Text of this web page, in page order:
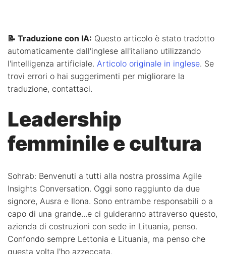
📝 Traduzione con IA: Questo articolo è stato tradotto
automaticamente dall'inglese all'italiano utilizzando
l'intelligenza artificiale. Articolo originale in inglese. Se
trovi errori o hai suggerimenti per migliorare la
traduzione, contattaci.
Leadership
femminile e cultura
Sohrab: Benvenuti a tutti alla nostra prossima Agile
Insights Conversation. Oggi sono raggiunto da due
signore, Ausra e Ilona. Sono entrambe responsabili o a
capo di una grande...e ci guideranno attraverso questo,
azienda di costruzioni con sede in Lituania, penso.
Confondo sempre Lettonia e Lituania, ma penso che
questa volta l'ho azzeccata.